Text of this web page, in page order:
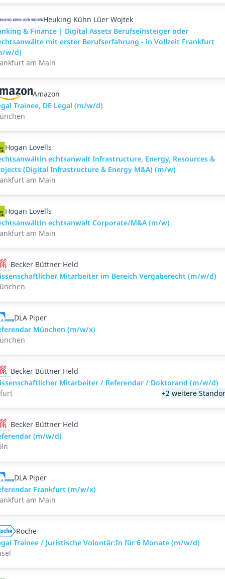
Heuking Kühn Lüer Wojtek
& Finance | Digital Assets Berufseinsteiger oder
mit erster Berufserfahrung - in Vollzeit Frankfurt
w/d)
am Main
Amazon
Trainee, DE Legal (m/w/d)
Hogan Lovells
echtsanwalt Infrastructure, Energy, Resources &
(Digital Infrastructure & Energy M&A) (m/w)
am Main
Hogan Lovells
echtsanwalt Corporate/M&A (m/w)
am Main
Becker Büttner Held
Mitarbeiter im Bereich Vergaberecht (m/w/d)
DLA Piper
München (m/w/x)
Becker Büttner Held
Mitarbeiter / Referendar / Doktorand (m/w/d)
+2 weitere
Becker Büttner Held
(m/w/d)
DLA Piper
Frankfurt (m/w/x)
am Main
Roche
Trainee / Juristische Volontär:In für 6 Monate (m/w/d)